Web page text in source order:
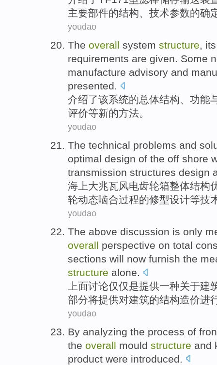
主要部件的结构、 技术参数的确
youdao
The overall system structure, its
requirements are given. Some
manufacture advisory and
presented.
介绍了该系统的总体结构、 功能
评价等新的方法。
youdao
The technical problems and
optimal design of the off shore
transmission structures design
海上大兆瓦风电齿轮箱整体结构
轮动态啮合过程的修型设计等技
youdao
The above discussion is only
overall perspective on total
sections will now furnish the
structure alone.
上面讨论仅仅是提供一种关于建
部分将提供对建筑的结构造价进
youdao
By analyzing the process of
the overall mould structure and
product were introduced